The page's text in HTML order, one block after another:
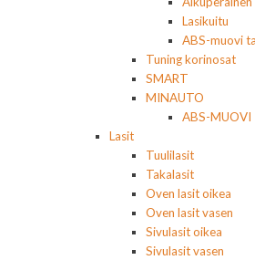
Lasikuitu
ABS-muovi
Tuning korinosat
SMART
MINAUTO
ABS-MUOVI
Lasit
Tuulilasit
Takalasit
Oven lasit oikea
Oven lasit vasen
Sivulasit oikea
Sivulasit vasen